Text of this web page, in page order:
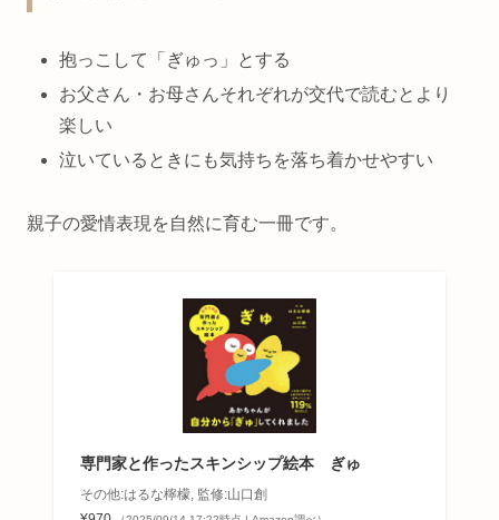
抱っこして「ぎゅっ」とする
お父さん・お母さんそれぞれが交代で読むとより
楽しい
泣いているときにも気持ちを落ち着かせやすい
親子の愛情表現を自然に育む一冊です。
専門家と作ったスキンシップ絵本 ぎゅ
その他:はるな檸檬, 監修:山口創